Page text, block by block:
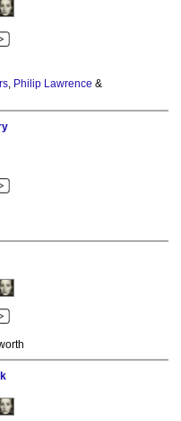
, Philip Lawrence &